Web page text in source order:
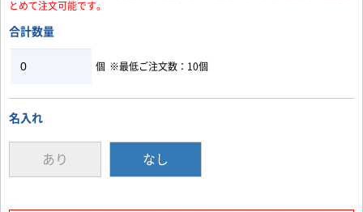
とめて注文可能です。
合計数量
個 ※最低ご注文数：10個
名入れ
あり なし